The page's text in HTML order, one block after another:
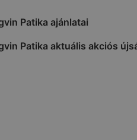
Patika ajánlatai
Patika aktuális akciós